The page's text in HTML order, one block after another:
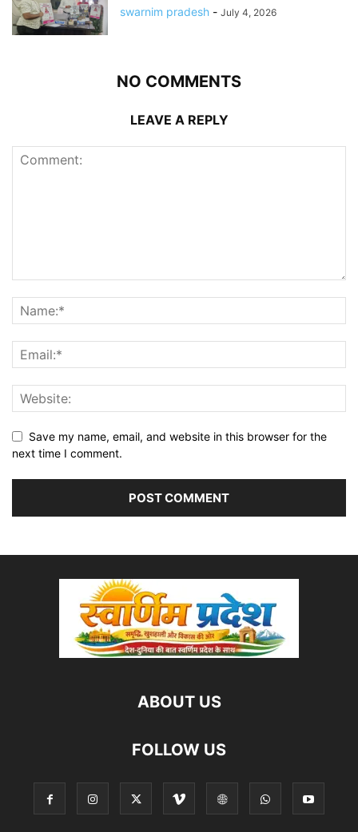
swarnim pradesh - July 4, 2026
NO COMMENTS
LEAVE A REPLY
Save my name, email, and website in this browser for the
next time I comment.
ABOUT US
FOLLOW US